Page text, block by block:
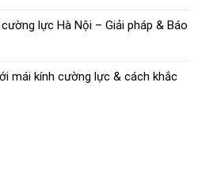
lực Hà Nội – Giải pháp & Báo
mái kính cường lực & cách khắc